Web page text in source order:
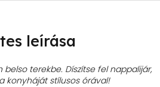
leírása
terekbe. Díszítse fel nappalijár,
konyháját stílusos órával!